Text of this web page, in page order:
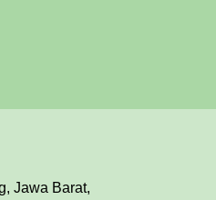
Jawa Barat,